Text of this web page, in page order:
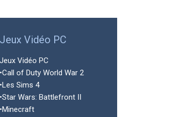
Jeux Vidéo PC
Jeux Vidéo PC
•Call of Duty World War 2
•Les Sims 4
•Star Wars: Battlefront II
•Minecraft